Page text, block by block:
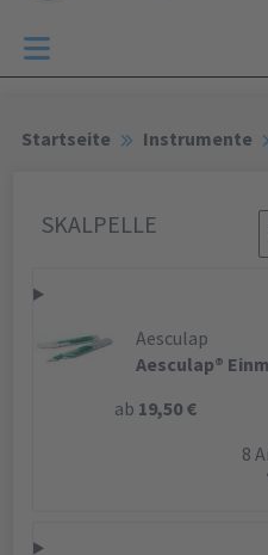
Startseite Instrumente
SKALPELLE
Aesculap
Aesculap®
ab 19,50 €
8